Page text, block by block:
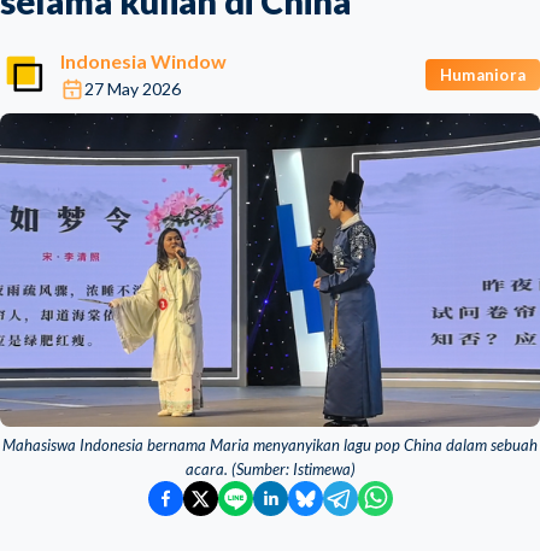
Indonesia Window
27 May 2026
Humaniora
Mahasiswa Indonesia bernama Maria menyanyikan lagu pop China dalam sebuah
acara. (Sumber: Istimewa)